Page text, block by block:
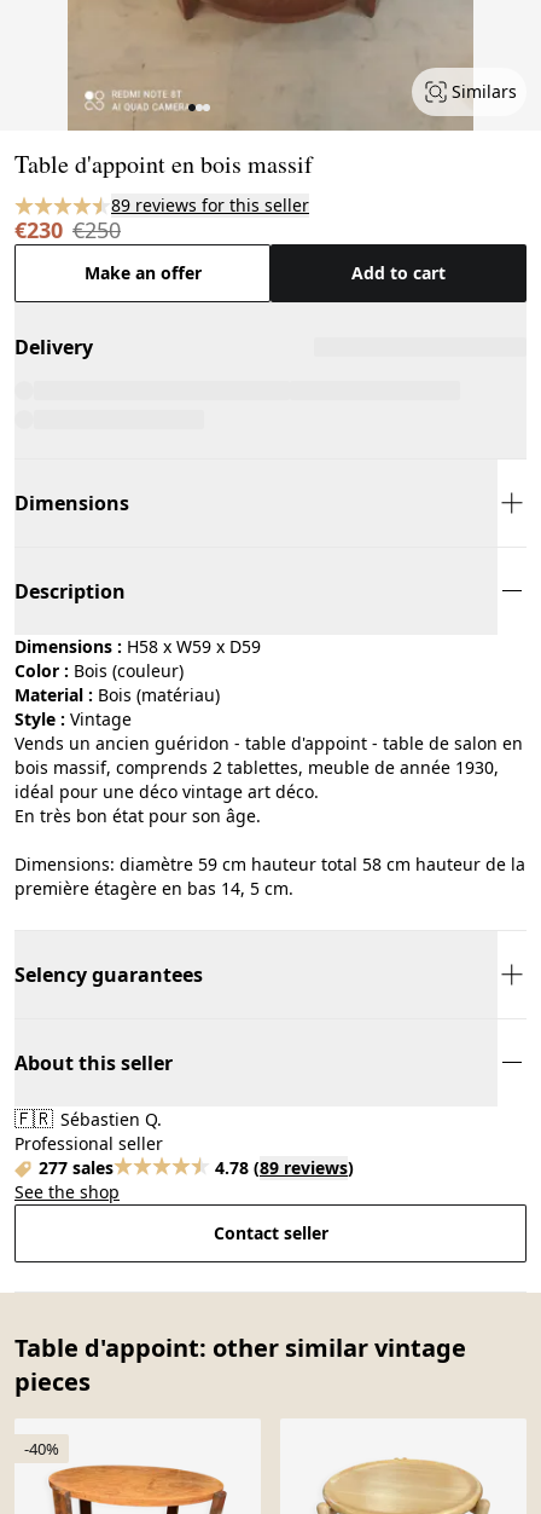
Similars
Table d'appoint en bois massif
89 reviews for this seller
€230 €250
Make an offer Add to cart
Delivery
Dimensions
Description
Dimensions : H58 x W59 x D59
Color :
bois (couleur)
Material :
bois (matériau)
Style :
vintage
Vends un ancien guéridon - table d'appoint - table de salon en
bois massif, comprends 2 tablettes, meuble de année 1930,
idéal pour une déco vintage art déco.
En très bon état pour son âge.
Dimensions: diamètre 59 cm hauteur total 58 cm hauteur de la
première étagère en bas 14, 5 cm.
Selency guarantees
About this seller
🇫🇷 Sébastien Q.
Professional seller
277 sales
4.78 (89 reviews)
See the shop
Contact seller
Table d'appoint: other similar vintage
pieces
-40%